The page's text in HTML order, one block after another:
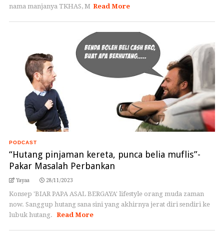
nama manjanya TKHAS, M Read More
PODCAST
“Hutang pinjaman kereta, punca belia muflis”-
Pakar Masalah Perbankan
Yayaa 28/11/2023
Konsep 'BIAR PAPA ASAL BERGAYA' lifestyle orang muda zaman
now. Sanggup hutang sana sini yang akhirnya jerat diri sendiri ke
lubuk hutang. Read More